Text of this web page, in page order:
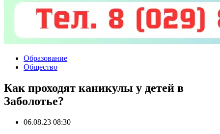
Образование
Общество
Как проходят каникулы у детей в
Заболотье?
06.08.23 08:30